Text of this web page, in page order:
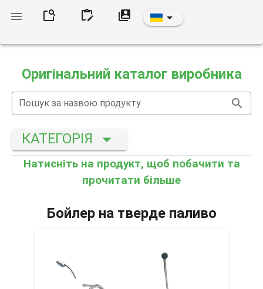
Оригінальний каталог виробника
Пошук за назвою продукту
КАТЕГОРІЯ
Натисніть на продукт, щоб побачити та
прочитати більше
Бойлер на тверде паливо